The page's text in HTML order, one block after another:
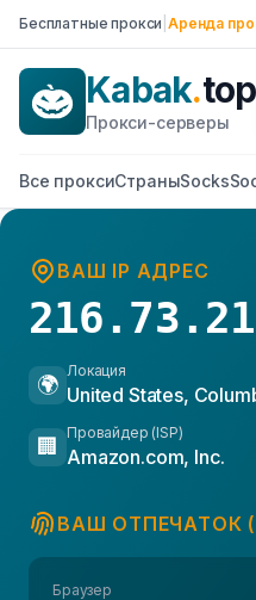
Бесплатные прокси |Аренда
Kabak.top
Прокси-серверы
Все проксиСтраныSocks
ВАШ IP АДРЕС
🌍
Локация
United States,
🏢
Провайдер (ISP)
Amazon.com, Inc.
ВАШ ОТПЕЧАТОК
Браузер